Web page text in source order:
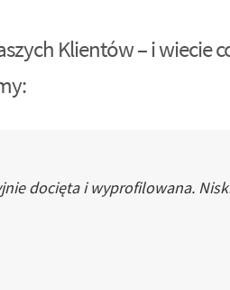
Klientów – i wiecie
docięta i wyprofilowana.